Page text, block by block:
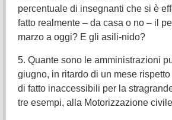
percentuale di insegnanti che si è
fatto realmente – da casa o no – il
marzo a oggi? E gli asili-nido?
5. Quante sono le amministrazioni
giugno, in ritardo di un mese
di fatto inaccessibili per la
tre esempi, alla Motorizzazione